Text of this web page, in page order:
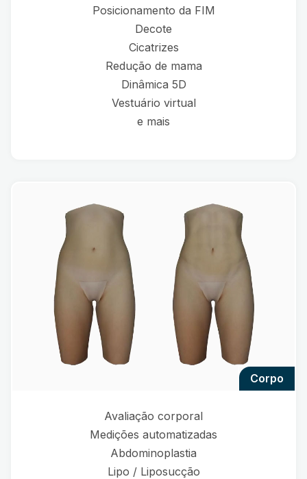
Posicionamento da FIM
Decote
Cicatrizes
Redução de mama
Dinâmica 5D
Vestuário virtual
e mais
corpo
Avaliação corporal
Medições automatizadas
Abdominoplastia
Lipo / Liposucção